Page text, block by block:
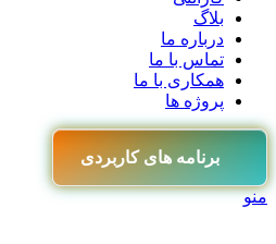
بلاگ
درباره ما
تماس با ما
همکاری با ما
پروژه ها
برنامه های کاربردی
منو